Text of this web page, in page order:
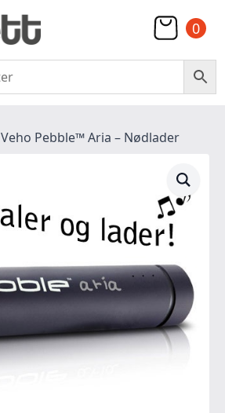
0
Veho Pebble™ Aria – Nødlader